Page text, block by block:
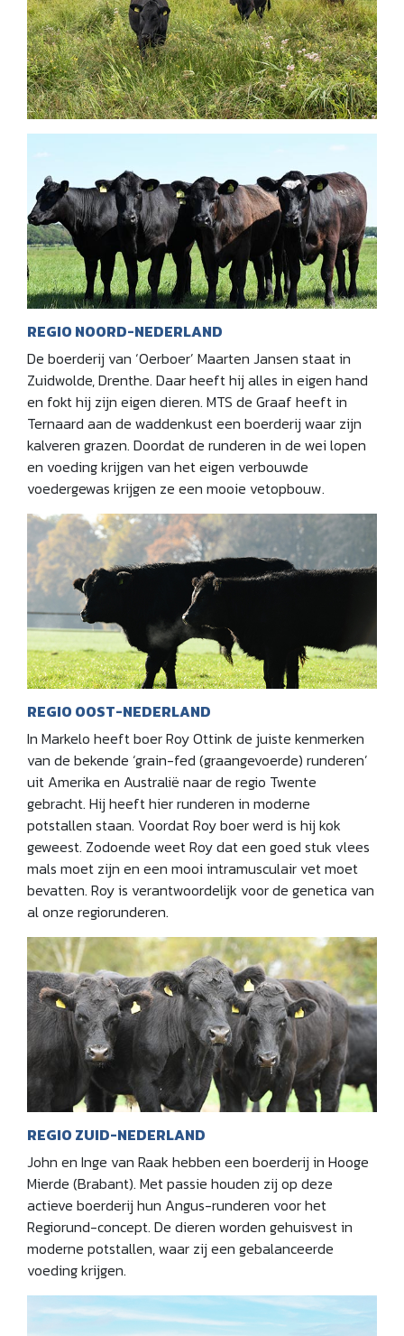
REGIO NOORD-NEDERLAND
De boerderij van ‘Oerboer’ Maarten Jansen staat in
Zuidwolde, Drenthe. Daar heeft hij alles in eigen hand
en fokt hij zijn eigen dieren. MTS de Graaf heeft in
Ternaard aan de waddenkust een boerderij waar zijn
kalveren grazen. Doordat de runderen in de wei lopen
en voeding krijgen van het eigen verbouwde
voedergewas krijgen ze een mooie vetopbouw.
REGIO OOST-NEDERLAND
In Markelo heeft boer Roy Ottink de juiste kenmerken
van de bekende ‘grain-fed (graangevoerde) runderen’
uit Amerika en Australië naar de regio Twente
gebracht. Hij heeft hier runderen in moderne
potstallen staan. Voordat Roy boer werd is hij kok
geweest. Zodoende weet Roy dat een goed stuk vlees
mals moet zijn en een mooi intramusculair vet moet
bevatten. Roy is verantwoordelijk voor de genetica van
al onze regiorunderen.
REGIO ZUID-NEDERLAND
John en Inge van Raak hebben een boerderij in Hooge
Mierde (Brabant). Met passie houden zij op deze
actieve boerderij hun Angus-runderen voor het
Regiorund-concept. De dieren worden gehuisvest in
moderne potstallen, waar zij een gebalanceerde
voeding krijgen.